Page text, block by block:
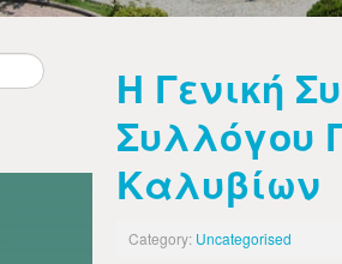
Η Γενική
Συλλόγου
Καλυβίων
Category: Uncategorised